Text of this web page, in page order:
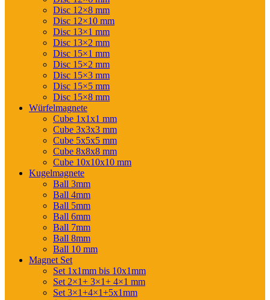
Disc 12×8 mm
Disc 12×10 mm
Disc 13×1 mm
Disc 13×2 mm
Disc 15×1 mm
Disc 15×2 mm
Disc 15×3 mm
Disc 15×5 mm
Disc 15×8 mm
Würfelmagnete
Cube 1x1x1 mm
Cube 3x3x3 mm
Cube 5x5x5 mm
Cube 8x8x8 mm
Cube 10x10x10 mm
Kugelmagnete
Ball 3mm
Ball 4mm
Ball 5mm
Ball 6mm
Ball 7mm
Ball 8mm
Ball 10 mm
Magnet Set
Set 1x1mm bis 10x1mm
Set 2×1+ 3×1+ 4×1 mm
Set 3×1+4×1+5x1mm